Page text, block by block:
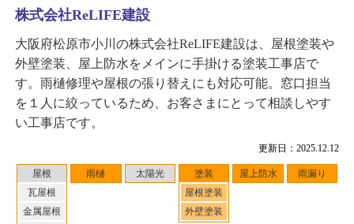
更新日：2025.12.12
屋根
瓦屋根
金属屋根
雨樋 太陽光
塗装
屋根塗装
外壁塗装
屋上防水 雨漏り
株式会社ReLIFE建設
大阪府松原市小川の株式会社ReLIFE建設は、屋根塗装や
外壁塗装、屋上防水をメインに手掛ける塗装工事店で
す。雨樋修理や屋根の張り替えにも対応可能。窓口担当
を１人に絞っているため、お客さまにとって相談しやす
い工事店です。